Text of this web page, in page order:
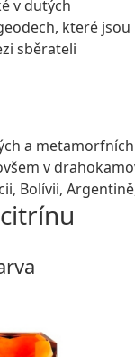
v dutých
které jsou
sběrateli
a
v
Bolívii,